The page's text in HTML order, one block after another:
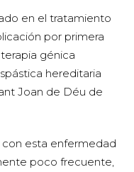
en el tratamiento
por primera
génica
hereditaria
Joan de Déu de
con esta enfermedad
poco frecuente,